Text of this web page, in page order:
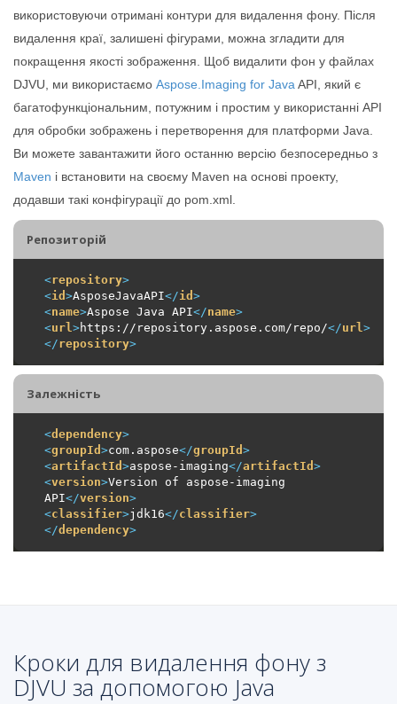
використовуючи отримані контури для видалення фону. Після
видалення краї, залишені фігурами, можна згладити для
покращення якості зображення. Щоб видалити фон у файлах
DJVU, ми використаємо Aspose.Imaging for Java API, який є
багатофункціональним, потужним і простим у використанні API
для обробки зображень і перетворення для платформи Java.
Ви можете завантажити його останню версію безпосередньо з
Maven і встановити на своєму Maven на основі проекту,
додавши такі конфігурації до pom.xml.
Репозиторiй
<repository>
<id >AsposeJavaAPI</id >
<name>Aspose Java API</name>
<url >https://repository.aspose.com/repo/</url >
</repository>
Залежність
<dependency>
<groupId >com.aspose</groupId >
<artifactId >aspose-imaging</artifactId >
<version>Version of aspose-imaging
API</version>
<classifier>jdk16</classifier>
</dependency>
Кроки для видалення фону з
DJVU за допомогою Java